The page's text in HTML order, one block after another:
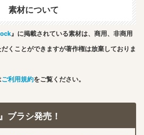
素材について
』に掲載されている素材は、商用、非商用
くことができますが著作権は放棄しておりま
ご利用規約をご覧ください。
ブラシ発売！